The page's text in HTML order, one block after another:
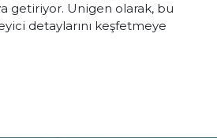
getiriyor. Unigen olarak, bu
detaylarını keşfetmeye